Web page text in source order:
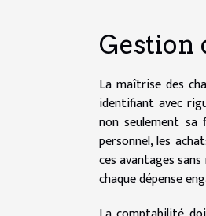
Gestion
La maîtrise des
identifiant avec
non seulement sa
personnel, les
ces avantages
chaque dépense